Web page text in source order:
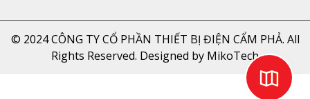
© 2024 CÔNG TY CỔ PHẦN THIẾT BỊ ĐIỆN CẨM PHẢ. All
Rights Reserved. Designed by MikoTech